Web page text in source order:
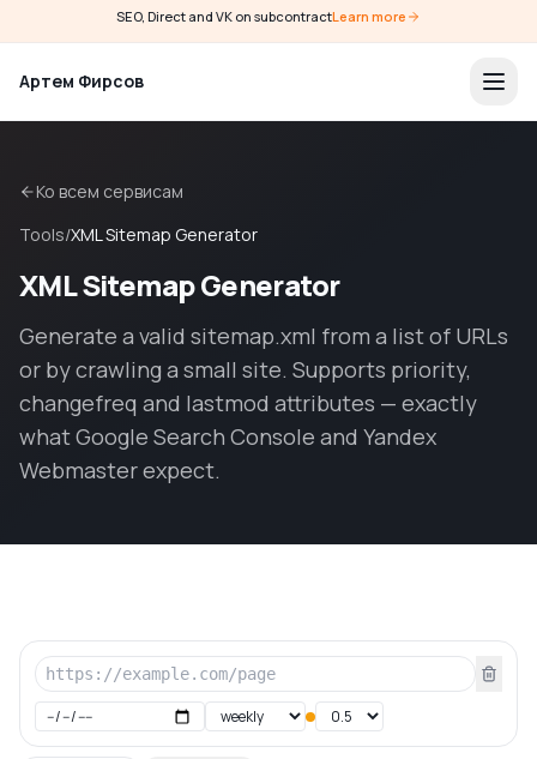
SEO, Direct and VK on subcontractLearn more
Артем Фирсов
Ко всем сервисам
Tools/XML Sitemap Generator
XML Sitemap Generator
Generate a valid sitemap.xml from a list of URLs
or by crawling a small site. Supports priority,
changefreq and lastmod attributes — exactly
what Google Search Console and Yandex
Webmaster expect.